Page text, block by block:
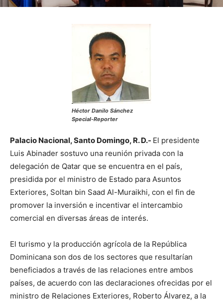
Héctor Danilo Sánchez
Special-Reporter
Palacio Nacional, Santo Domingo, R. D.- El presidente
Luis Abinader sostuvo una reunión privada con la
delegación de Qatar que se encuentra en el país,
presidida por el ministro de Estado para Asuntos
Exteriores, Soltan bin Saad Al-Muraikhi, con el fin de
promover la inversión e incentivar el intercambio
comercial en diversas áreas de interés.
El turismo y la producción agrícola de la República
Dominicana son dos de los sectores que resultarían
beneficiados a través de las relaciones entre ambos
países, de acuerdo con las declaraciones ofrecidas por el
ministro de Relaciones Exteriores, Roberto Álvarez, a la